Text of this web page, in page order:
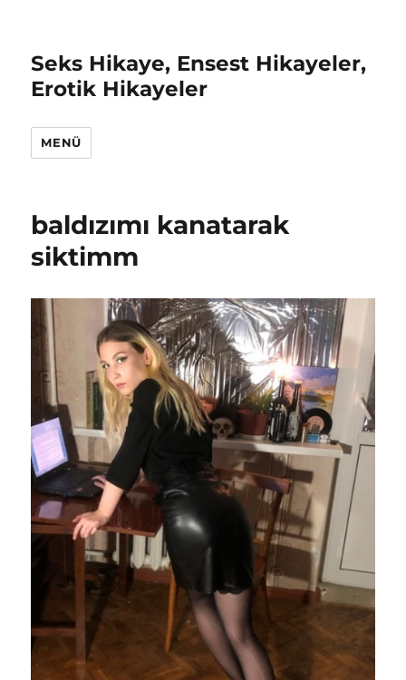
Seks Hikaye, Ensest Hikayeler,
Erotik Hikayeler
MENÜ
baldızımı kanatarak
siktimm